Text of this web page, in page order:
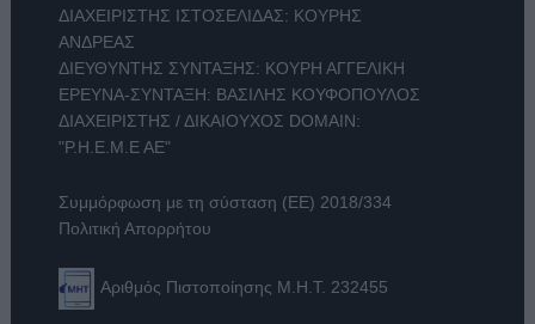
ΔΙΑΧΕΙΡΙΣΤΗΣ ΙΣΤΟΣΕΛΙΔΑΣ: ΚΟΥΡΗΣ
ΑΝΔΡΕΑΣ
ΔΙΕΥΘΥΝΤΗΣ ΣΥΝΤΑΞΗΣ: ΚΟΥΡΗ ΑΓΓΕΛΙΚΗ
ΕΡΕΥΝΑ-ΣΥΝΤΑΞΗ: ΒΑΣΙΛΗΣ ΚΟΥΦΟΠΟΥΛΟΣ
ΔΙΑΧΕΙΡΙΣΤΗΣ / ΔΙΚΑΙΟΥΧΟΣ DOMAIN:
"Ρ.Η.Ε.Μ.Ε ΑΕ"
Συμμόρφωση με τη σύσταση (ΕΕ) 2018/334
Πολιτική Απορρήτου
Αριθμός Πιστοποίησης Μ.Η.Τ. 232455